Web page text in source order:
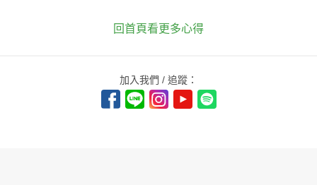
回首頁看更多心得
加入我們 / 追蹤：